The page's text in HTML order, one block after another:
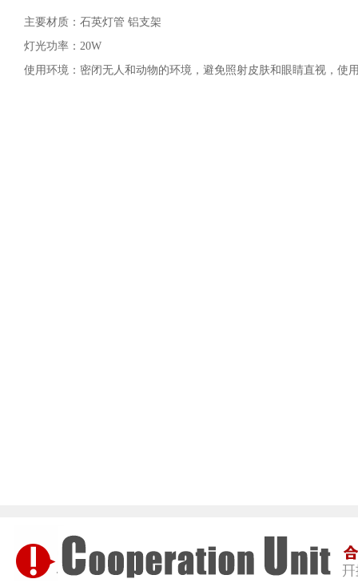
主要材质：石英灯管 铝支架
灯光功率：20W
使用环境：密闭无人和动物的环境，避免照射皮肤和眼睛直视，使